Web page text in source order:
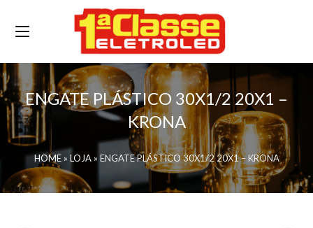
ENGATE PLÁSTICO 30X1/2 20X1 –
KRONA
HOME» LOJA» ENGATE PLÁSTICO 30X1/2 20X1 – KRONA